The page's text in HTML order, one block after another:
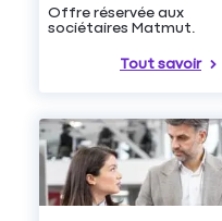
Offre réservée aux
sociétaires Matmut.
Tout savoir